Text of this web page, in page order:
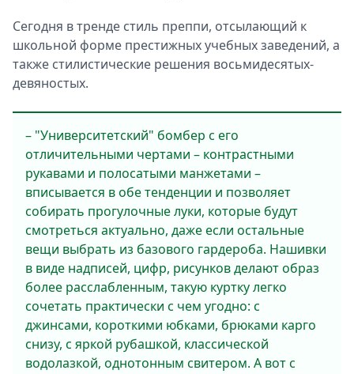
Сегодня в тренде стиль преппи, отсылающий к
школьной форме престижных учебных заведений, а
также стилистические решения восьмидесятых-
девяностых.
– "Университетский" бомбер с его
отличительными чертами – контрастными
рукавами и полосатыми манжетами –
вписывается в обе тенденции и позволяет
собирать прогулочные луки, которые будут
смотреться актуально, даже если остальные
вещи выбрать из базового гардероба. Нашивки
в виде надписей, цифр, рисунков делают образ
более расслабленным, такую куртку легко
сочетать практически с чем угодно: с
джинсами, короткими юбками, брюками карго
снизу, с яркой рубашкой, классической
водолазкой, однотонным свитером. А вот с